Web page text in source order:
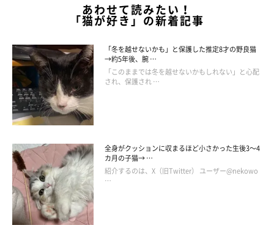
あわせて読みたい！
「猫が好き」の新着記事
「冬を越せないかも」と保護した推定8才の野良猫
→約5年後、腕 …
「このままでは冬を越せないかもしれない」と心配
され、保護され …
全身がクッションに収まるほど小さかった生後3～4
カ月の子猫→ …
紹介するのは、X（旧Twitter） ユーザー@nekowo
…